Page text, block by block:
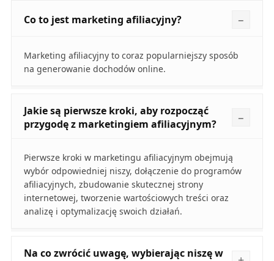
Co to jest marketing afiliacyjny?
Marketing afiliacyjny to coraz popularniejszy sposób
na generowanie dochodów online.
Jakie są pierwsze kroki, aby rozpocząć
przygodę z marketingiem afiliacyjnym?
Pierwsze kroki w marketingu afiliacyjnym obejmują
wybór odpowiedniej niszy, dołączenie do programów
afiliacyjnych, zbudowanie skutecznej strony
internetowej, tworzenie wartościowych treści oraz
analizę i optymalizację swoich działań.
Na co zwrócić uwagę, wybierając niszę w